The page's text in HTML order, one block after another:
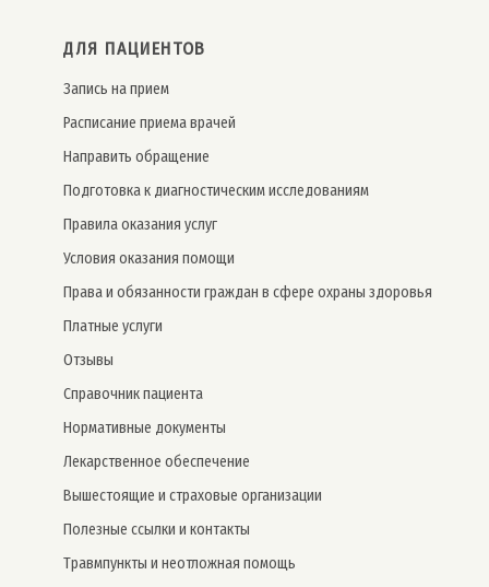
ДЛЯ ПАЦИЕНТОВ
Запись на прием
Расписание приема врачей
Направить обращение
Подготовка к диагностическим исследованиям
Правила оказания услуг
Условия оказания помощи
Права и обязанности граждан в сфере охраны здоровья
Платные услуги
Отзывы
Справочник пациента
Нормативные документы
Лекарственное обеспечение
Вышестоящие и страховые организации
Полезные ссылки и контакты
Травмпункты и неотложная помощь